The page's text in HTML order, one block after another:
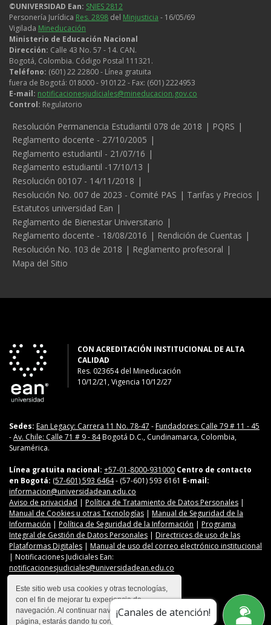
Este sitio web usa cookies y otras tecnologías,
con el fin de mejorar tu experiencia de
navegación. Al continuar navegando en esta
página, estarás dando tu consentimiento para
¡Canales de atención!
©UNIVERSIDAD Ean: SNIES 2812
Personería Jurídica Res. 2898 del Minjusticia - 16/05/69
Vigilada Mineducación
Ministerio de Educación Nacional
Dirección: Calle 43 No. 57 - 14. CAN.
Bogotá, Colombia. Código Postal 111321.
Teléfono: (601) 22 22800 - Línea gratuita
fuera de Bogotá: 018000 - 910122 - Fax: (601) 2224953
E-mail: notificacionesjudiciales@mineducacion.gov.co
Control: Regulatorio
Legales
Resolución Permanencia Estudiantil 078 de 2018
PQRS
Reglamento docente - 27/10/2005
Reglamento estudiantil - 21/07/16
Reglamento estudiantil -17/10/13
Resolución 00107 - 14/11/2018
Resolución No. 007 de 2023 - Comité PAS
Tarifas y Precios
Estatutos universidad Ean
Reglamento de Bienestar Universitario
Reglamento docente - 18/08/2016
Rendición de Cuentas
Resolución No. 103 de 2018
Reglamento profesoral
Mapa del Sitio
CON ACREDITACIÓN INSTITUCIONAL DE ALTA
CALIDAD
Res. 023654del Mineducación
10/12/21, Vigencia 10/12/27
Sedes: Ean Legacy: Carrera 11 No. 78-47 -Fundadores: Calle 79 # 11 - 45
-Av. Chile: Calle 71 # 9 - 84Bogotá D.C., Cundinamarca, Colombia,
Suramérica.
Línea gratuita nacional: +57-01-8000-931000 Centro de contacto
en Bogotá: (57-601) 593 6464- (57-601) 593 6161 E-mail:
informacion@universidadean.edu.co
Aviso de privacidad
Política de Tratamiento de Datos Personales
Manual de Cookies u otras Tecnologías
Manual de Seguridad de la
Información
Política de Seguridad de la Información
Programa
Integral de Gestión de Datos Personales
Directrices de uso de las
Plataformas Digitales
Manual de uso del correo electrónico institucional
| Notificaciones Judiciales Ean:
notificacionesjudiciales@universidadean.edu.co
Contáctanos
Menú Redes Sociales